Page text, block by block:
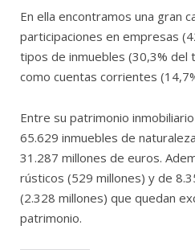
En ella encontramos una gran
participaciones en empresas
tipos de inmuebles (30,3%
como cuentas corrientes
Entre su patrimonio
65.629 inmuebles de
31.287 millones de euros.
rústicos (529 millones) y de
(2.328 millones) que quedan
patrimonio.